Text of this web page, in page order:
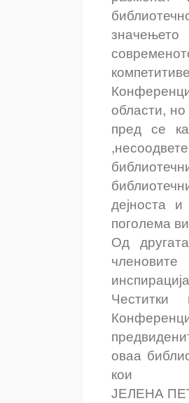
области,
пред се
дејноста
поголема
Од
оваа
кои
ЈЕЛЕНА